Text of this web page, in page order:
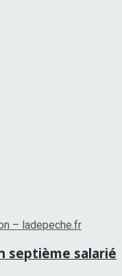
septième salarié